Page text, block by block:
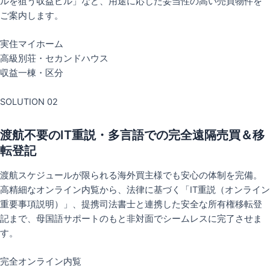
ご案内します。
実住マイホーム
高級別荘・セカンドハウス
収益一棟・区分
SOLUTION 02
渡航不要のIT重説・多言語での完全遠隔売買＆移
転登記
渡航スケジュールが限られる海外買主様でも安心の体制を完備。
高精細なオンライン内覧から、法律に基づく「IT重説（オンライン
重要事項説明）」、提携司法書士と連携した安全な所有権移転登
記まで、母国語サポートのもと非対面でシームレスに完了させま
す。
完全オンライン内覧